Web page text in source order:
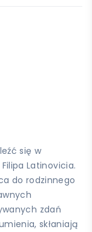
się w
Latinovicia.
do rodzinnego
zdań
skłaniają